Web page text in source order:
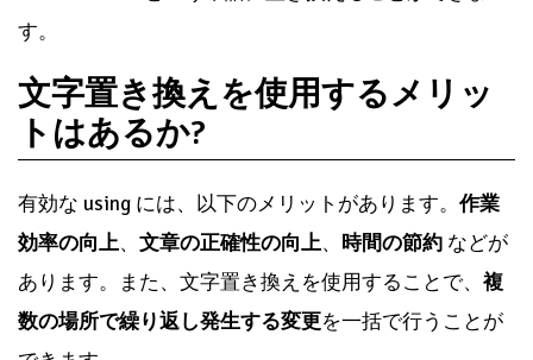
す。
文字置き換えを使用するメリッ
トはあるか?
有効な using には、以下のメリットがあります。 作業
効率の向上、 文章の正確性の向上、 時間の節約 などが
あります。また、文字置き換えを使用することで、 複
数の場所で繰り返し発生する変更を一括で行うことが